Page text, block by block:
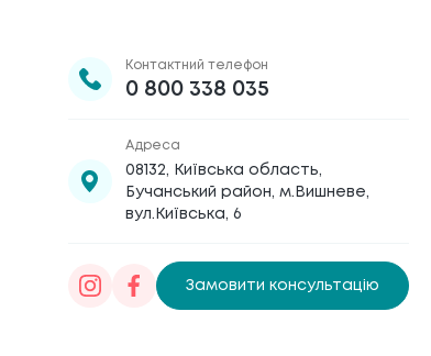
Контактний телефон
0 800 338 035
Адреса
08132, Київська область,
Бучанський район, м.Вишневе,
вул.Київська, 6
Замовити консультацію